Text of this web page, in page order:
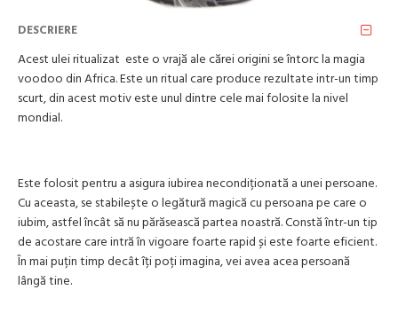
DESCRIERE
Acest ulei ritualizat este o vrajă ale cărei origini se întorc la magia
voodoo din Africa. Este un ritual care produce rezultate intr-un timp
scurt, din acest motiv este unul dintre cele mai folosite la nivel
mondial.
Este folosit pentru a asigura iubirea necondiționată a unei persoane.
Cu aceasta, se stabilește o legătură magică cu persoana pe care o
iubim, astfel încât să nu părăsească partea noastră. Constă într-un tip
de acostare care intră în vigoare foarte rapid și este foarte eficient.
În mai puțin timp decât îți poți imagina, vei avea acea persoană
lângă tine.